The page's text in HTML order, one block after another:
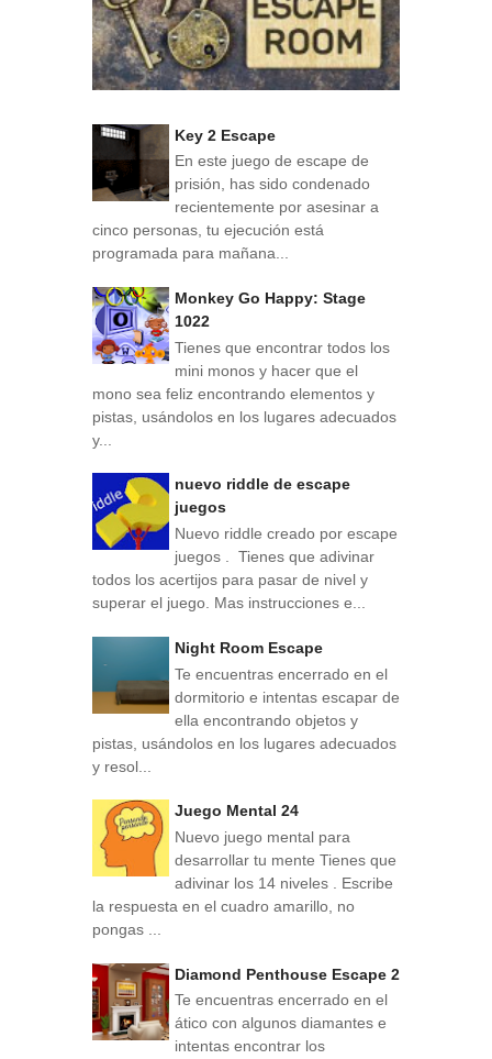
Key 2 Escape
En este juego de escape de
prisión, has sido condenado
recientemente por asesinar a
cinco personas, tu ejecución está
programada para mañana...
Monkey Go Happy: Stage
1022
Tienes que encontrar todos los
mini monos y hacer que el
mono sea feliz encontrando elementos y
pistas, usándolos en los lugares adecuados
y...
nuevo riddle de escape
juegos
Nuevo riddle creado por escape
juegos . Tienes que adivinar
todos los acertijos para pasar de nivel y
superar el juego. Mas instrucciones e...
Night Room Escape
Te encuentras encerrado en el
dormitorio e intentas escapar de
ella encontrando objetos y
pistas, usándolos en los lugares adecuados
y resol...
Juego Mental 24
Nuevo juego mental para
desarrollar tu mente Tienes que
adivinar los 14 niveles . Escribe
la respuesta en el cuadro amarillo, no
pongas ...
Diamond Penthouse Escape 2
Te encuentras encerrado en el
ático con algunos diamantes e
intentas encontrar los